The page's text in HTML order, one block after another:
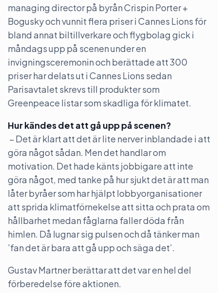
managing director på byrån Crispin Porter +
Bogusky och vunnit flera priser i Cannes Lions för
bland annat biltillverkare och flygbolag gick i
måndags upp på scenen under en
invigningsceremonin och berättade att 300
priser har delats ut i Cannes Lions sedan
Parisavtalet skrevs till produkter som
Greenpeace listar som skadliga för klimatet.
Hur kändes det att gå upp på scenen?
– Det är klart att det är lite nerver inblandade i att
göra något sådan. Men det handlar om
motivation. Det hade känts jobbigare att inte
göra något, med tanke på hur sjukt det är att man
låter byråer som har hjälpt lobbyorganisationer
att sprida klimatförnekelse att sitta och prata om
hållbarhet medan fåglarna faller döda från
himlen. Då lugnar sig pulsen och då tänker man
’fan det är bara att gå upp och säga det’.
Gustav Martner berättar att det var en hel del
förberedelse före aktionen.